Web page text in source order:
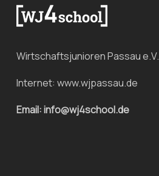
Wirtschaftsjunioren Passau e.V.
Internet: www.wjpassau.de
Email: info@wj4school.de